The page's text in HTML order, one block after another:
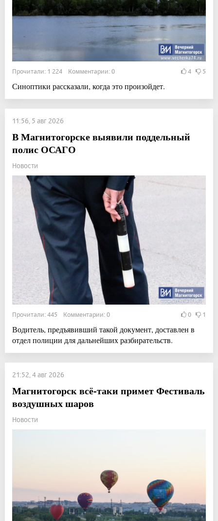
Прочитали: 1 224 Комментарии: 0 4 5
Синоптики рассказали, когда это произойдет.
11:56, 5 авг 2026
В Магнитогорске выявили поддельный
полис ОСАГО
Новости
Прочитали: 445 Комментарии: 0 0 1
Водитель, предъявивший такой документ, доставлен в
отдел полиции для дальнейших разбирательств.
21:52, 4 авг 2026
Магнитогорск всё-таки примет Фестиваль
воздушных шаров
Новости